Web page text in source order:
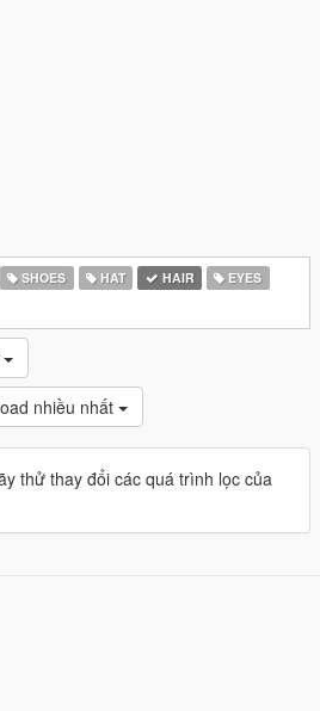
SHOES HAT HAIR
EYES
nhiều nhất
thử thay đổi các quá trình lọc của